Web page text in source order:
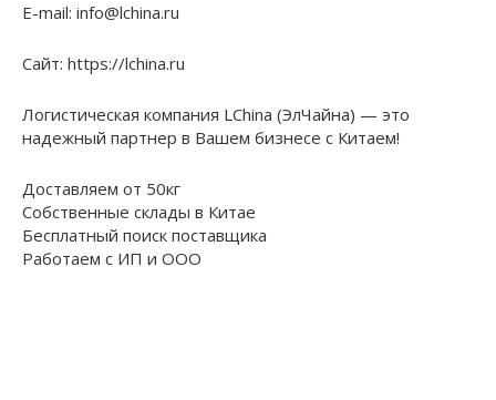
E-mail: info@lchina.ru
Сайт: https://lchina.ru
Логистическая компания LChina (ЭлЧайна) — это
надежный партнер в Вашем бизнесе с Китаем!
Доставляем от 50кг
Собственные склады в Китае
Бесплатный поиск поставщика
Работаем с ИП и ООО